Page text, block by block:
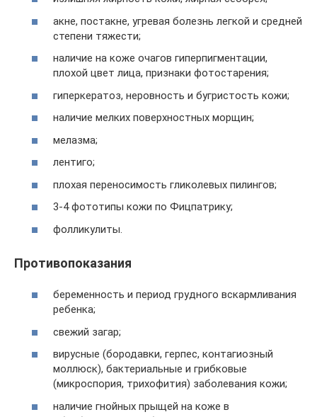
акне, постакне, угревая болезнь легкой и средней
степени тяжести;
наличие на коже очагов гиперпигментации,
плохой цвет лица, признаки фотостарения;
гиперкератоз, неровность и бугристость кожи;
наличие мелких поверхностных морщин;
мелазма;
лентиго;
плохая переносимость гликолевых пилингов;
3-4 фототипы кожи по Фицпатрику;
фолликулиты.
Противопоказания
беременность и период грудного вскармливания
ребенка;
свежий загар;
вирусные (бородавки, герпес, контагиозный
моллюск), бактериальные и грибковые
(микроспория, трихофития) заболевания кожи;
наличие гнойных прыщей на коже в